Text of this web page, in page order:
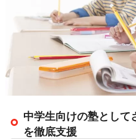
中学生向けの塾として
を徹底支援